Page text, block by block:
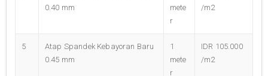
0.40 mm
mete
r
/m2
5
Atap Spandek Kebayoran Baru
0.45 mm
1
mete
r
IDR 105.000
/m2